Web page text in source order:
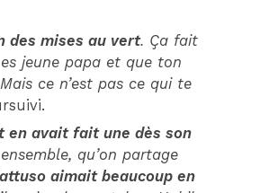
des mises au vert. Ça fait
jeune papa et que ton
ce n’est pas ce qui te
en avait fait une dès son
qu’on partage
aimait beaucoup en